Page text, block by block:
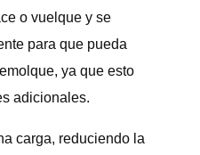
o vuelque y se
para que pueda
ya que esto
adicionales.
carga, reduciendo la